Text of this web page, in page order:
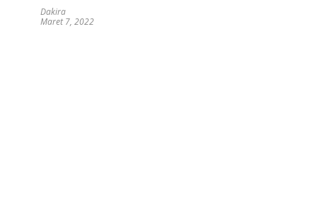
Dakira
Maret 7, 2022